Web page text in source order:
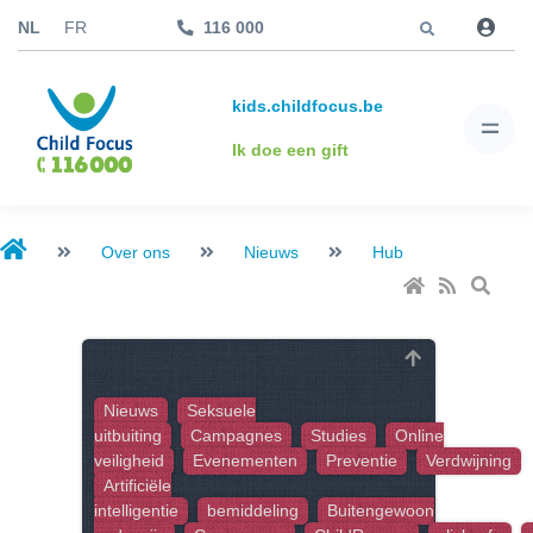
NL FR 116 000
kids.childfocus.be
Ik doe een gift
Over ons Nieuws Hub
Nieuws
Seksuele
uitbuiting
Campagnes Studies
Online
veiligheid
Evenementen Preventie
Verdwijning
Artificiële
intelligentie
bemiddeling
Buitengewoon